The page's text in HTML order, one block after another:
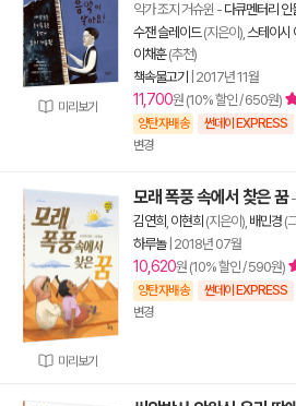
미리보기
악가 조지 거슈윈 - 다큐멘터리 인
수잰 슬레이드(지은이), 스테이시
이채훈(추천)
책속물고기
2017년 11월
11,700원 (10% 할인 / 650원)
양탄자배송 썬데이 EXPRESS
변경
미리보기
모래 폭풍 속에서 찾은 꿈-
김연희 이현희 (지은이), 배민경 (
하루놀| 2018년 07월
10,620원 (10% 할인 / 590원)
양탄자배송 썬데이 EXPRESS
변경